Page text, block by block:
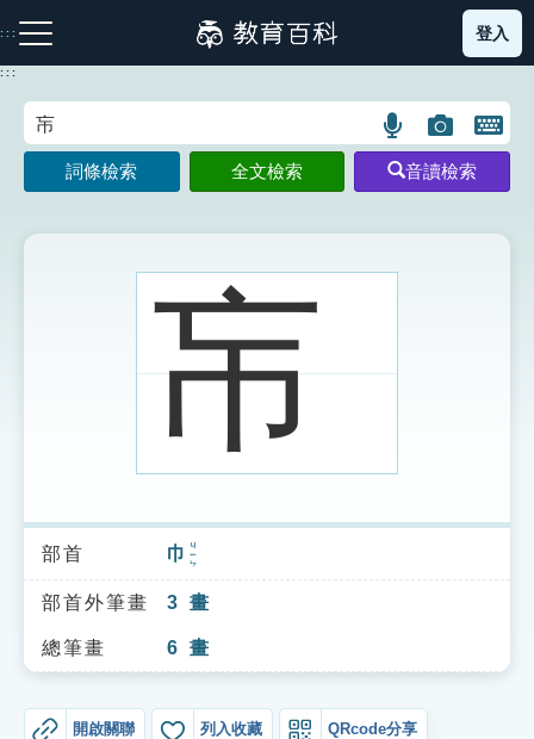
到
主
:::
注音索引圖示 筆畫索引圖示 部首索引表圖示
索引選單
知識索引
單字索引
登入
:::
語
言
搜
示
圖
片
搜
開
鍵
圖
詞條檢索 全文檢索 音讀檢索
㠵
部首 巾 ㄐㄧㄣ
部首外筆畫 3 畫
總筆畫 6 畫
開啟關聯 列入收藏 QRcode分享